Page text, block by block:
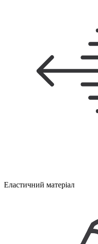
Еластичний матеріал